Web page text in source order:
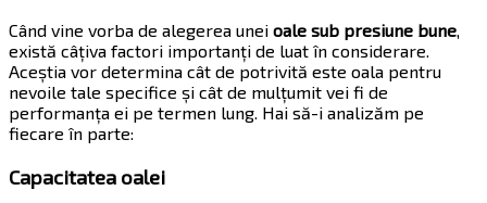
Când vine vorba de alegerea unei oale sub presiune bune,
există câțiva factori importanți de luat în considerare.
Aceștia vor determina cât de potrivită este oala pentru
nevoile tale specifice și cât de mulțumit vei fi de
performanța ei pe termen lung. Hai să-i analizăm pe
fiecare în parte:
Capacitatea oalei